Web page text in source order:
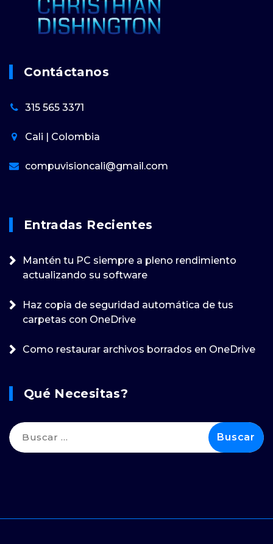
Contáctanos
315 565 3371
Cali | Colombia
compuvisioncali@gmail.com
Entradas Recientes
Mantén tu PC siempre a pleno rendimiento
actualizando su software
Haz copia de seguridad automática de tus
carpetas con OneDrive
Como restaurar archivos borrados en OneDrive
Qué Necesitas?
Buscar: